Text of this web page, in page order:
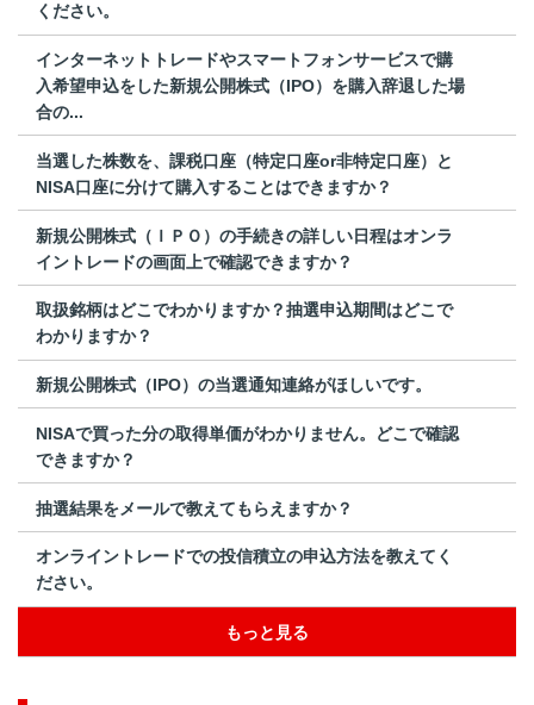
ください。
インターネットトレードやスマートフォンサービスで購
入希望申込をした新規公開株式（IPO）を購入辞退した場
合の...
当選した株数を、課税口座（特定口座or非特定口座）と
NISA口座に分けて購入することはできますか？
新規公開株式（ＩＰＯ）の手続きの詳しい日程はオンラ
イントレードの画面上で確認できますか？
取扱銘柄はどこでわかりますか？抽選申込期間はどこで
わかりますか？
新規公開株式（IPO）の当選通知連絡がほしいです。
NISAで買った分の取得単価がわかりません。どこで確認
できますか？
抽選結果をメールで教えてもらえますか？
オンライントレードでの投信積立の申込方法を教えてく
ださい。
もっと見る